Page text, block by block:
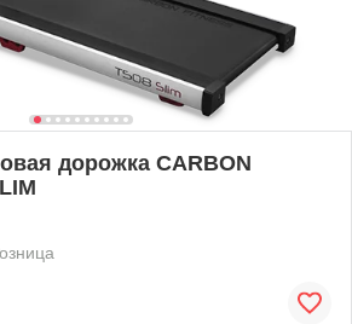
дорожка CARBON